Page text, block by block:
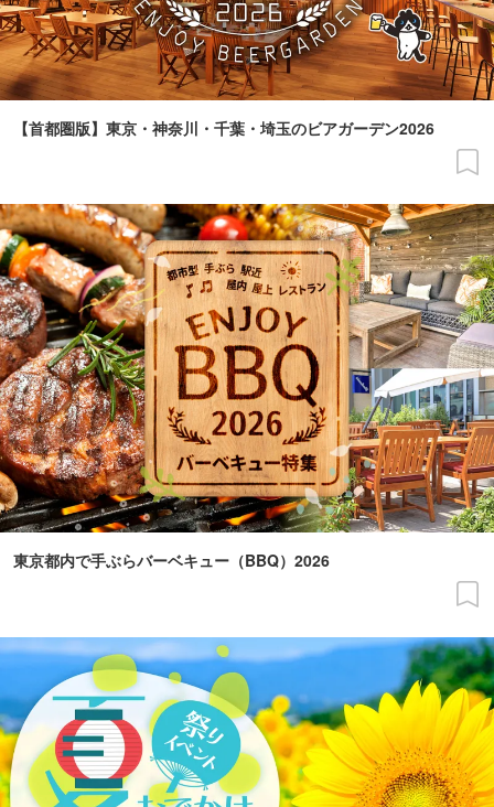
【首都圏版】東京・神奈川・千葉・埼玉のビアガーデン2026
東京都内で手ぶらバーベキュー（BBQ）2026